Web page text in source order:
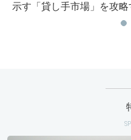
示す「貸し手市場」を攻